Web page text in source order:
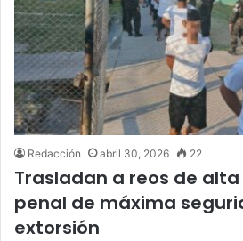
Redacción abril 30, 2026 22
Trasladan a reos de
penal de máxima
extorsión